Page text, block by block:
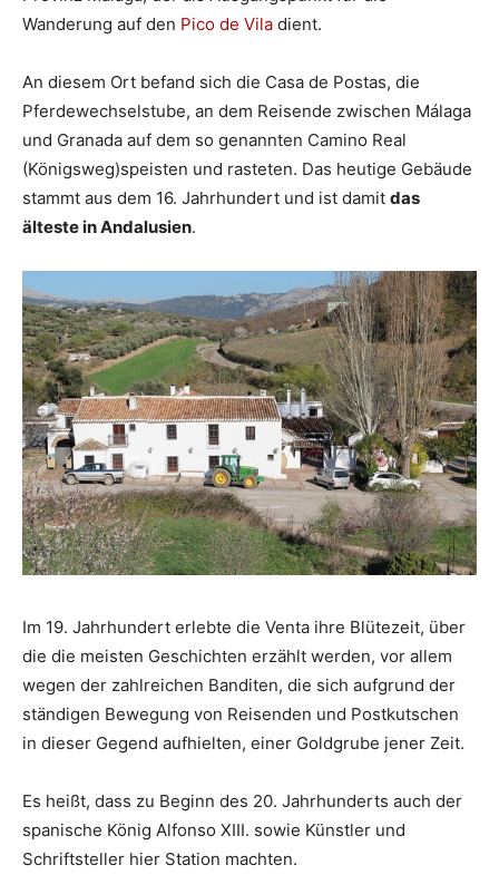
Wanderung auf den Pico de Vila dient.
An diesem Ort befand sich die Casa de Postas, die
Pferdewechselstube, an dem Reisende zwischen Málaga
und Granada auf dem so genannten Camino Real
(Königsweg)speisten und rasteten. Das heutige Gebäude
stammt aus dem 16. Jahrhundert und ist damit das
älteste in Andalusien.
Im 19. Jahrhundert erlebte die Venta ihre Blütezeit, über
die die meisten Geschichten erzählt werden, vor allem
wegen der zahlreichen Banditen, die sich aufgrund der
ständigen Bewegung von Reisenden und Postkutschen
in dieser Gegend aufhielten, einer Goldgrube jener Zeit.
Es heißt, dass zu Beginn des 20. Jahrhunderts auch der
spanische König Alfonso XIII. sowie Künstler und
Schriftsteller hier Station machten.